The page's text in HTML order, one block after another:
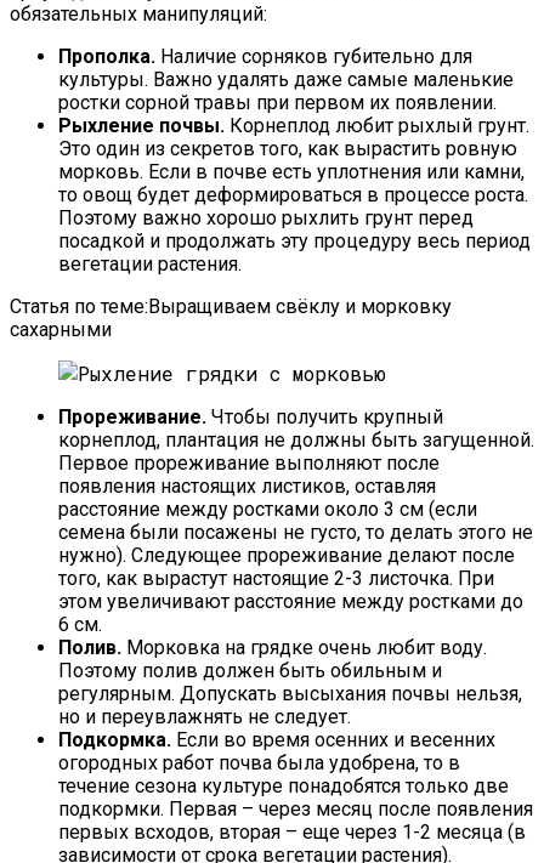
обязательных манипуляций:
Прополка. Наличие сорняков губительно для
культуры. Важно удалять даже самые маленькие
ростки сорной травы при первом их появлении.
Рыхление почвы. Корнеплод любит рыхлый грунт.
Это один из секретов того, как вырастить ровную
морковь. Если в почве есть уплотнения или камни,
то овощ будет деформироваться в процессе роста.
Поэтому важно хорошо рыхлить грунт перед
посадкой и продолжать эту процедуру весь период
вегетации растения.
Статья по теме:Выращиваем свёклу и морковку
сахарными
Прореживание. Чтобы получить крупный
корнеплод, плантация не должны быть загущенной.
Первое прореживание выполняют после
появления настоящих листиков, оставляя
расстояние между ростками около 3 см (если
семена были посажены не густо, то делать этого не
нужно). Следующее прореживание делают после
того, как вырастут настоящие 2-3 листочка. При
этом увеличивают расстояние между ростками до
6 см.
Полив. Морковка на грядке очень любит воду.
Поэтому полив должен быть обильным и
регулярным. Допускать высыхания почвы нельзя,
но и переувлажнять не следует.
Подкормка. Если во время осенних и весенних
огородных работ почва была удобрена, то в
течение сезона культуре понадобятся только две
подкормки. Первая – через месяц после появления
первых всходов, вторая – еще через 1-2 месяца (в
зависимости от срока вегетации растения).